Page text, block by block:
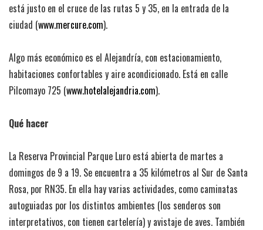
está justo en el cruce de las rutas 5 y 35, en la entrada de la
ciudad (www.mercure.com).
Algo más económico es el Alejandría, con estacionamiento,
habitaciones confortables y aire acondicionado. Está en calle
Pilcomayo 725 (www.hotelalejandria.com).
Qué hacer
La Reserva Provincial Parque Luro está abierta de martes a
domingos de 9 a 19. Se encuentra a 35 kilómetros al Sur de Santa
Rosa, por RN35. En ella hay varias actividades, como caminatas
autoguiadas por los distintos ambientes (los senderos son
interpretativos, con tienen cartelería) y avistaje de aves. También